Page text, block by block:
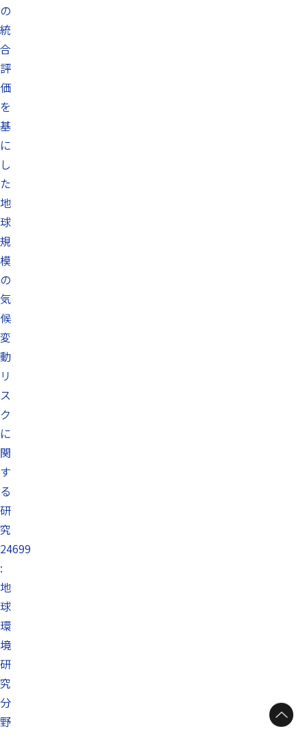
の
統
合
評
価
を
基
に
し
た
地
球
規
模
の
気
候
変
動
リ
ス
ク
に
関
す
る
研
究
24699
:
地
球
環
境
研
究
分
野